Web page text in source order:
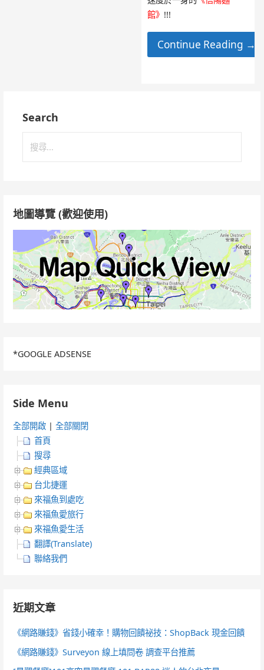
館》 !!!
Continue Reading →
Search
地圖導覽 (歡迎使用)
*GOOGLE ADSENSE
Side Menu
全部開啟 |全部關閉
首頁
搜尋
經典區域
台北捷運
來福魚到處吃
來福魚愛旅行
來福魚愛生活
翻譯(Translate)
聯絡我們
近期文章
《網路賺錢》省錢小確幸！購物回饋祕技：ShopBack 現金回饋
《網路賺錢》Surveyon 線上填問卷 調查平台推薦